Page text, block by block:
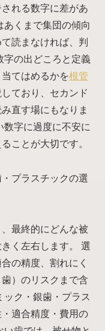
れる数字に差があ
あくまで集団の傾向
読まなければ、判
字の出どころと定義
てはめるかを根管
ており、セカンド
直す場にもなりま
字に過度に不安に
ことが大切です。
プラスチックの選
最終的にどんな被
く左右します。 選
の精度、割れにく
）のリスクまで含
ク・銀歯・プラス
適合精度・費用の